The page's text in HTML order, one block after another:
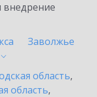
внедрение
Заволжье
область,
область,